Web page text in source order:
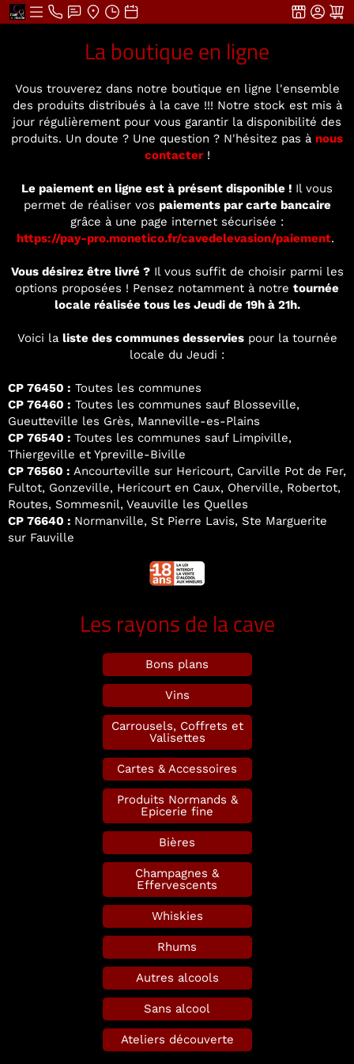
La boutique en ligne
Vous trouverez dans notre boutique en ligne l'ensemble
des produits distribués à la cave !!! Notre stock est mis à
jour régulièrement pour vous garantir la disponibilité des
produits. Un doute ? Une question ? N'hésitez pas à nous
contacter!
Le paiement en ligne est à présent disponible ! Il vous
permet de réaliser vos paiements par carte bancaire
grâce à une page internet sécurisée :
https://pay-pro.monetico.fr/cavedelevasion/paiement.
Vous désirez être livré ?Il vous suffit de choisir parmi les
options proposées ! Pensez notamment à notre tournée
locale réalisée tous les Jeudi de 19h à 21h.
Voici la liste des communes desserviespour la tournée
locale du Jeudi :
CP 76450 : Toutes les communes
CP 76460 : Toutes les communes sauf Blosseville,
Gueutteville les Grès, Manneville-es-Plains
CP 76540 : Toutes les communes sauf Limpiville,
Thiergeville et Ypreville-Biville
CP 76560 : Ancourteville sur Hericourt, Carville Pot de Fer,
Fultot, Gonzeville, Hericourt en Caux, Oherville, Robertot,
Routes, Sommesnil, Veauville les Quelles
CP 76640 : Normanville, St Pierre Lavis, Ste Marguerite
sur Fauville
Les rayons de la cave
Bons plans
Vins
Carrousels, Coffrets et
Valisettes
Cartes & Accessoires
Produits Normands &
Epicerie fine
Bières
Champagnes &
Effervescents
Whiskies
Rhums
Autres alcools
Sans alcool
Ateliers découverte